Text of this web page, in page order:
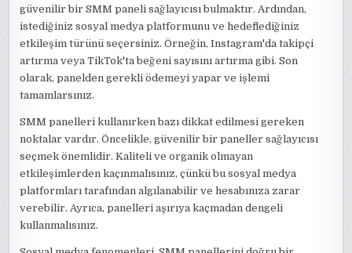
güvenilir bir SMM paneli sağlayıcısı bulmaktır. Ardından,
istediğiniz sosyal medya platformunu ve hedeflediğiniz
etkileşim türünü seçersiniz. Örneğin, Instagram'da takipçi
artırma veya TikTok'ta beğeni sayısını artırma gibi. Son
olarak, panelden gerekli ödemeyi yapar ve işlemi
tamamlarsınız.
SMM panelleri kullanırken bazı dikkat edilmesi gereken
noktalar vardır. Öncelikle, güvenilir bir paneller sağlayıcısı
seçmek önemlidir. Kaliteli ve organik olmayan
etkileşimlerden kaçınmalısınız, çünkü bu sosyal medya
platformları tarafından algılanabilir ve hesabınıza zarar
verebilir. Ayrıca, panelleri aşırıya kaçmadan dengeli
kullanmalısınız.